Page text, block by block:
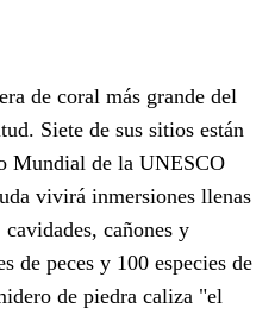
de coral más grande del
Siete de sus sitios están
Mundial de la UNESCO
vivirá inmersiones llenas
cañones y
de peces y 100 especies de
de piedra caliza "el